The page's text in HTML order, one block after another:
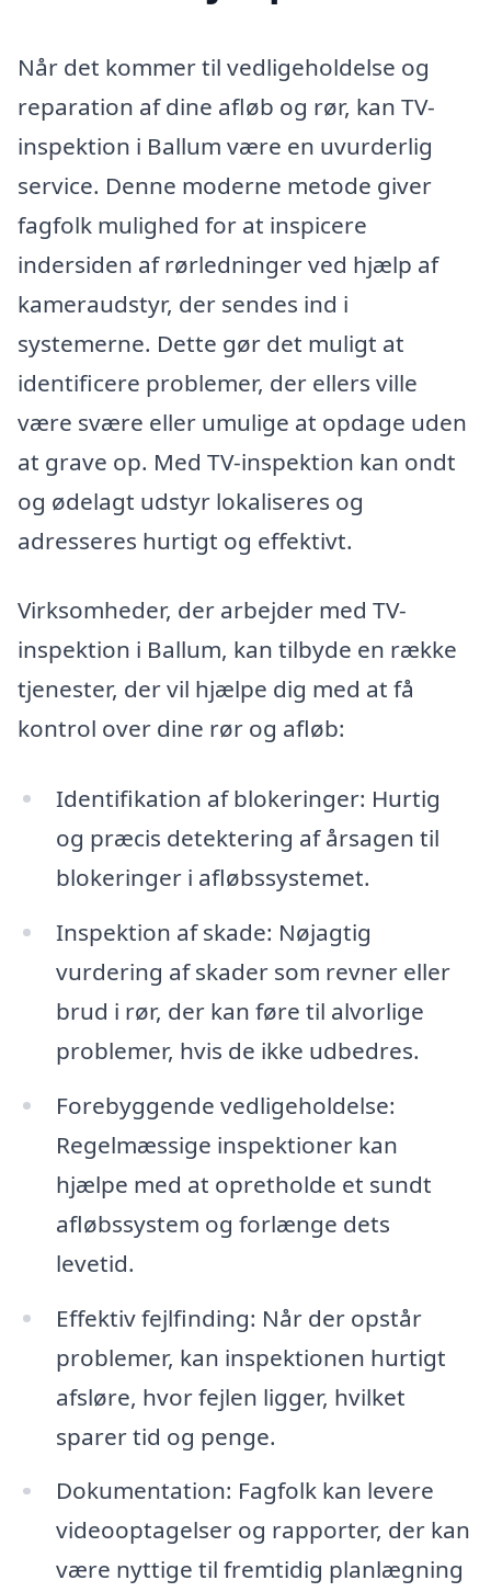
Når det kommer til vedligeholdelse og
reparation af dine afløb og rør, kan TV-
inspektion i Ballum være en uvurderlig
service. Denne moderne metode giver
fagfolk mulighed for at inspicere
indersiden af rørledninger ved hjælp af
kameraudstyr, der sendes ind i
systemerne. Dette gør det muligt at
identificere problemer, der ellers ville
være svære eller umulige at opdage uden
at grave op. Med TV-inspektion kan ondt
og ødelagt udstyr lokaliseres og
adresseres hurtigt og effektivt.
Virksomheder, der arbejder med TV-
inspektion i Ballum, kan tilbyde en række
tjenester, der vil hjælpe dig med at få
kontrol over dine rør og afløb:
Identifikation af blokeringer: Hurtig
og præcis detektering af årsagen til
blokeringer i afløbssystemet.
Inspektion af skade: Nøjagtig
vurdering af skader som revner eller
brud i rør, der kan føre til alvorlige
problemer, hvis de ikke udbedres.
Forebyggende vedligeholdelse:
Regelmæssige inspektioner kan
hjælpe med at opretholde et sundt
afløbssystem og forlænge dets
levetid.
Effektiv fejlfinding: Når der opstår
problemer, kan inspektionen hurtigt
afsløre, hvor fejlen ligger, hvilket
sparer tid og penge.
Dokumentation: Fagfolk kan levere
videooptagelser og rapporter, der kan
være nyttige til fremtidig planlægning